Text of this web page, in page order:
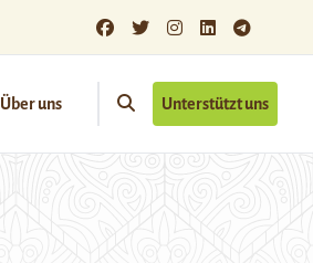
Über uns Unterstützt uns